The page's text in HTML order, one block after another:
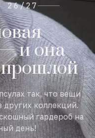
26/27
и она
прошлой
так, что вещи
других коллекций.
гардероб на
день!